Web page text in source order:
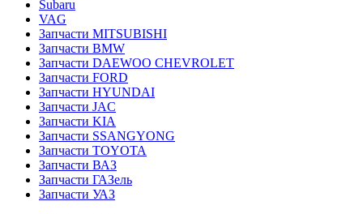
Subaru
VAG
Запчасти MITSUBISHI
Запчасти BMW
Запчасти DAEWOO CHEVROLET
Запчасти FORD
Запчасти HYUNDAI
Запчасти JAC
Запчасти KIA
Запчасти SSANGYONG
Запчасти TOYOTA
Запчасти ВАЗ
Запчасти ГАЗель
Запчасти УАЗ